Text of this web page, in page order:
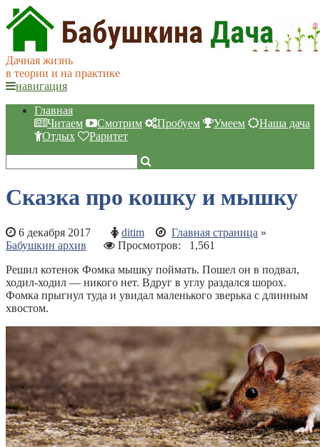
Дачная жизнь
в теории и на практике
навигация
Главная
Читаем
Смотрим Пробуем Умеем
Наша дача
Отдых
Раритет
Сказка про кошку и мышку
6 декабря 2017 ditim Главная страница »
Бабушкин архив
Просмотров: 1,561
Решил котенок Фомка мышку поймать. Пошел он в подвал,
ходил-ходил — никого нет. Вдруг в углу раздался шорох.
Фомка прыгнул туда и увидал маленького зверька с длинным
хвостом.